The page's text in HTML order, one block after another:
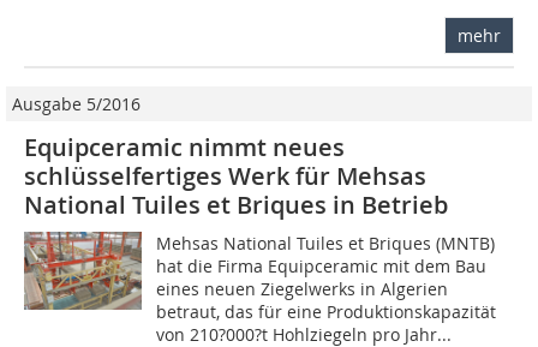
mehr
Ausgabe 5/2016
Equipceramic nimmt neues
schlüsselfertiges Werk für Mehsas
National Tuiles et Briques in Betrieb
Mehsas National Tuiles et Briques (MNTB)
hat die Firma Equipceramic mit dem Bau
eines neuen Ziegelwerks in Algerien
betraut, das für eine Produktionskapazität
von 210?000?t Hohlziegeln pro Jahr...